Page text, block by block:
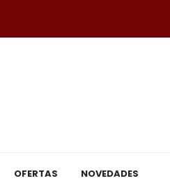
OFERTAS NOVEDADES